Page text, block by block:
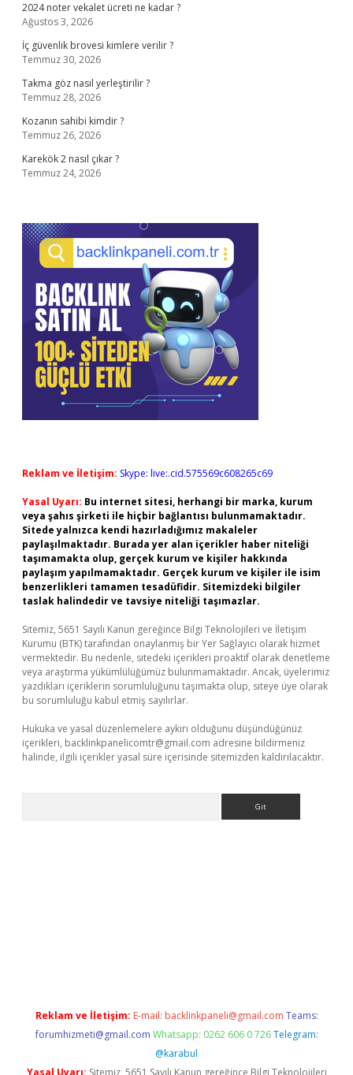
2024 noter vekalet ücreti ne kadar ?
Ağustos 3, 2026
İç güvenlik brovesi kimlere verilir ?
Temmuz 30, 2026
Takma göz nasıl yerleştirilir ?
Temmuz 28, 2026
Kozanın sahibi kimdir ?
Temmuz 26, 2026
Karekök 2 nasıl çıkar ?
Temmuz 24, 2026
Reklam ve İletişim: Skype: live:.cid.575569c608265c69
Yasal Uyarı: Bu internet sitesi, herhangi bir marka, kurum
veya şahıs şirketi ile hiçbir bağlantısı bulunmamaktadır.
Sitede yalnızca kendi hazırladığımız makaleler
paylaşılmaktadır. Burada yer alan içerikler haber niteliği
taşımamakta olup, gerçek kurum ve kişiler hakkında
paylaşım yapılmamaktadır. Gerçek kurum ve kişiler ile isim
benzerlikleri tamamen tesadüfidir. Sitemizdeki bilgiler
taslak halindedir ve tavsiye niteliği taşımazlar.
Sitemiz, 5651 Sayılı Kanun gereğince Bilgi Teknolojileri ve İletişim
Kurumu (BTK) tarafından onaylanmış bir Yer Sağlayıcı olarak hizmet
vermektedir. Bu nedenle, sitedeki içerikleri proaktif olarak denetleme
veya araştırma yükümlülüğümüz bulunmamaktadır. Ancak, üyelerimiz
yazdıkları içeriklerin sorumluluğunu taşımakta olup, siteye üye olarak
bu sorumluluğu kabul etmiş sayılırlar.
Hukuka ve yasal düzenlemelere aykırı olduğunu düşündüğünüz
içerikleri, backlinkpanelicomtr@gmail.com adresine bildirmeniz
halinde, ilgili içerikler yasal süre içerisinde sitemizden kaldırılacaktır.
Reklam ve İletişim: E-mail: backlinkpaneli@gmail.com Teams:
forumhizmeti@gmail.com Whatsapp: 0262 606 0 726 Telegram:
@karabul
Yasal Uyarı: Sitemiz, 5651 Sayılı Kanun gereğince Bilgi Teknolojileri